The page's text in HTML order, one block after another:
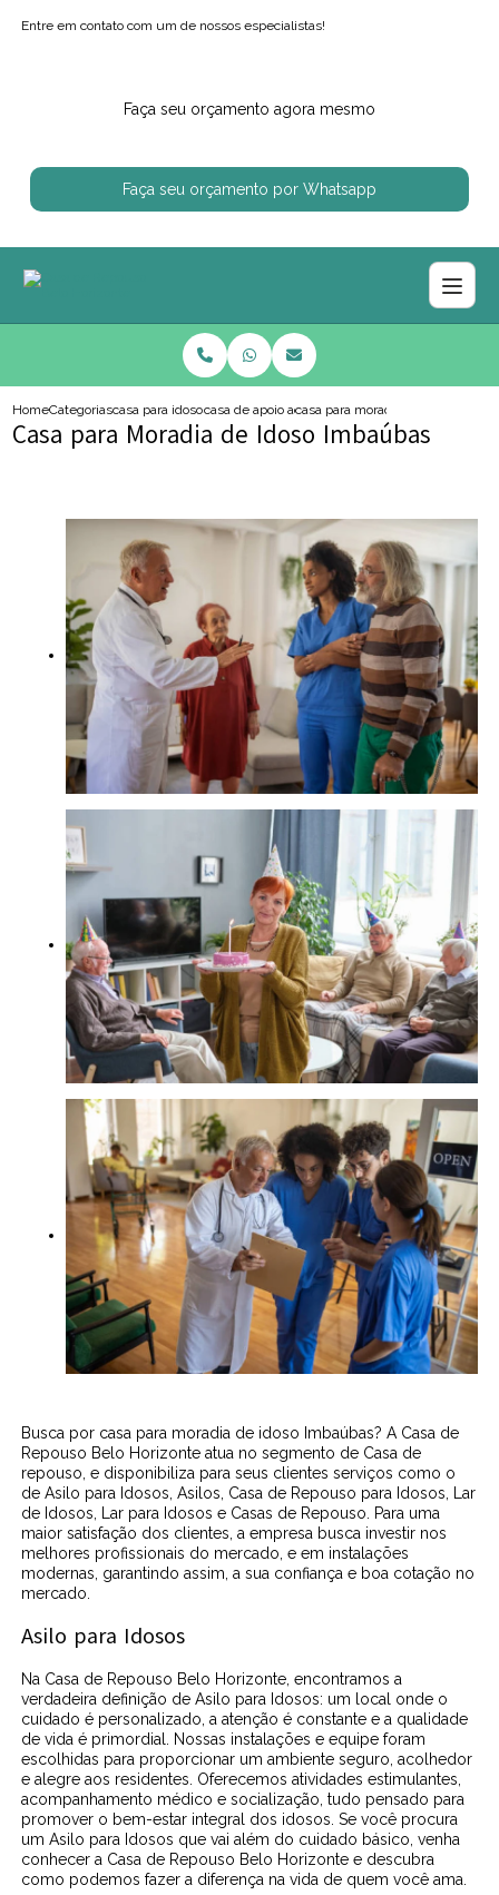
Entre em contato com um de nossos especialistas!
Faça seu orçamento agora mesmo
Faça seu orçamento por Whatsapp
HomeCategoriascasa para idososcasa de apoio ao idosocasa para moradia de idoso
Casa para Moradia de Idoso Imbaúbas
Busca por casa para moradia de idoso Imbaúbas? A Casa de
Repouso Belo Horizonte atua no segmento de Casa de
repouso, e disponibiliza para seus clientes serviços como o
de Asilo para Idosos, Asilos, Casa de Repouso para Idosos, Lar
de Idosos, Lar para Idosos e Casas de Repouso. Para uma
maior satisfação dos clientes, a empresa busca investir nos
melhores profissionais do mercado, e em instalações
modernas, garantindo assim, a sua confiança e boa cotação no
mercado.
Asilo para Idosos
Na Casa de Repouso Belo Horizonte, encontramos a
verdadeira definição de Asilo para Idosos: um local onde o
cuidado é personalizado, a atenção é constante e a qualidade
de vida é primordial. Nossas instalações e equipe foram
escolhidas para proporcionar um ambiente seguro, acolhedor
e alegre aos residentes. Oferecemos atividades estimulantes,
acompanhamento médico e socialização, tudo pensado para
promover o bem-estar integral dos idosos. Se você procura
um Asilo para Idosos que vai além do cuidado básico, venha
conhecer a Casa de Repouso Belo Horizonte e descubra
como podemos fazer a diferença na vida de quem você ama.